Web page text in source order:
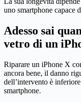
uno smartphone capace
Adesso sai
vetro di un
Riparare un iPhone X
ancora bene, il danno
dell’intervento è
smartphone.